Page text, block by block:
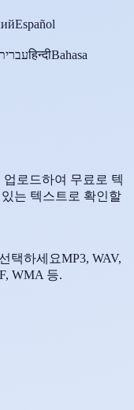
Español
हिन्दीBahasa
로드하여 무료로 텍
는 텍스트로 확인할
택하세요MP3, WAV,
WMA 등.